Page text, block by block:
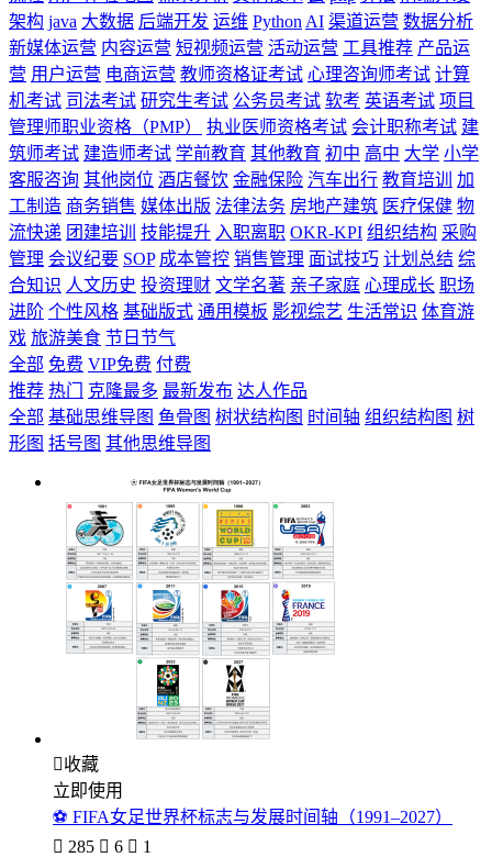
架构 java 大数据 后端开发 运维 Python AI 渠道运营 数据分析
新媒体运营 内容运营 短视频运营 活动运营 工具推荐 产品运
营 用户运营 电商运营 教师资格证考试 心理咨询师考试 计算
机考试 司法考试 研究生考试 公务员考试 软考 英语考试 项目
管理师职业资格（PMP）
执业医师资格考试 会计职称考试 建
筑师考试 建造师考试 学前教育 其他教育 初中 高中 大学 小学
客服咨询 其他岗位 酒店餐饮 金融保险 汽车出行 教育培训
加
工制造 商务销售 媒体出版 法律法务 房地产建筑 医疗保健 物
流快递 团建培训 技能提升 入职离职 OKR-KPI 组织结构 采购
管理 会议纪要 SOP 成本管控 销售管理 面试技巧 计划总结 综
合知识 人文历史 投资理财 文学名著 亲子家庭 心理成长 职场
进阶 个性风格 基础版式 通用模板 影视综艺 生活常识 体育游
戏 旅游美食 节日节气
全部 免费 VIP免费 付费
推荐 热门 克隆最多 最新发布 达人作品
全部 基础思维导图 鱼骨图 树状结构图 时间轴 组织结构图 树
形图 括号图 其他思维导图
收藏
立即使用
⚽ FIFA女足世界杯标志与发展时间轴（1991–2027）
 285  6  1